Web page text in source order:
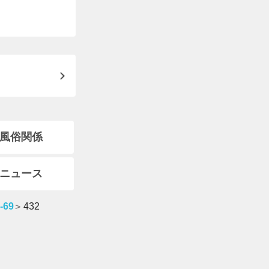
風俗関係
ニュース
69 432